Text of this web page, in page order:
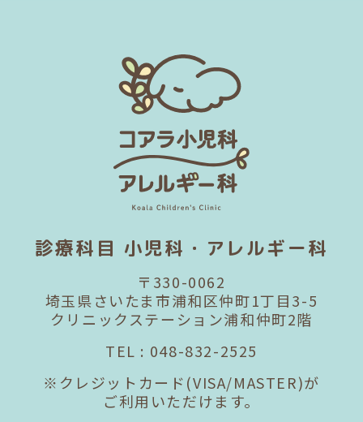
診療科目 小児科・アレルギー科
〒330-0062
埼玉県さいたま市浦和区仲町1丁目3-5
クリニックステーション浦和仲町2階
TEL : 048-832-2525
※クレジットカード(VISA/MASTER)が
ご利用いただけます。